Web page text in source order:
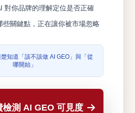
對你品牌的理解定位是否正確
些關鍵點，正在讓你被市場忽略
知道「該不該做 AI GEO」與「從
哪開始」
測 AI GEO 可見度